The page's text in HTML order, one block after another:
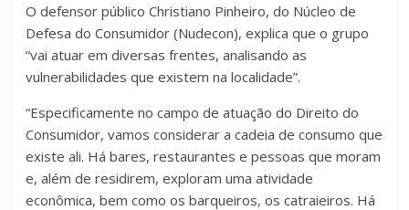
O defensor público Christiano Pinheiro, do Núcleo de
Defesa do Consumidor (Nudecon), explica que o grupo
“vai atuar em diversas frentes, analisando as
vulnerabilidades que existem na localidade”.
“Especificamente no campo de atuação do Direito do
Consumidor, vamos considerar a cadeia de consumo que
existe ali. Há bares, restaurantes e pessoas que moram
e, além de residirem, exploram uma atividade
econômica, bem como os barqueiros, os catraieiros. Há